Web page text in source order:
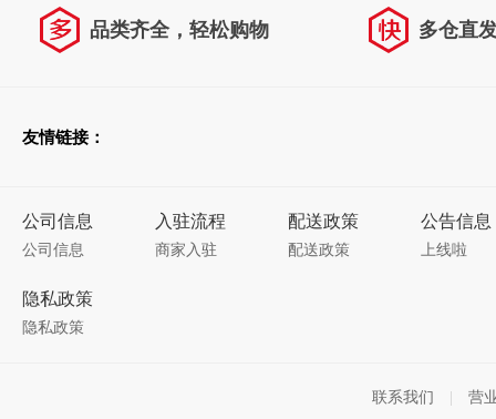
品类齐全，轻松购物 多仓直
友情链接：
公司信息
公司信息
入驻流程
商家入驻
配送政策
配送政策
公告信息
上线啦
隐私政策
隐私政策
联系我们 营